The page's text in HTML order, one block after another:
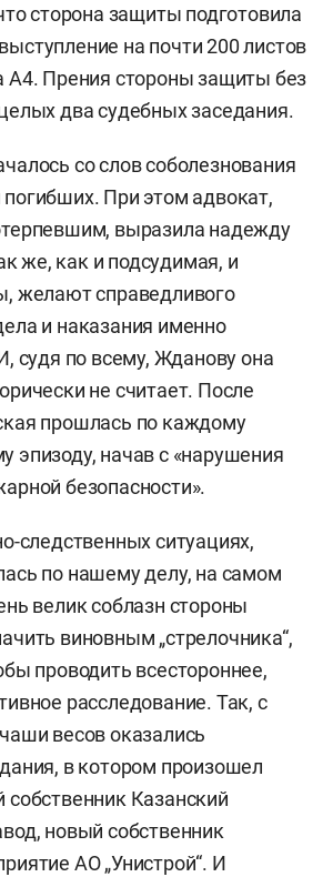
сторона защиты подготовила
на почти 200 листов
А4. Прения стороны защиты без
два судебных заседания.
со слов соболезнования
При этом адвокат,
выразила надежду
же, как и подсудимая, и
желают справедливого
и наказания именно
судя по всему, Жданову она
не считает. После
прошлась по каждому
эпизоду, начав с «нарушения
безопасности».
следственных ситуациях,
по нашему делу, на самом
велик соблазн стороны
виновным „стрелочника“,
проводить всестороннее,
расследование. Так, с
весов оказались
в котором произошел
Казанский
новый собственник
АО „Унистрой“. И